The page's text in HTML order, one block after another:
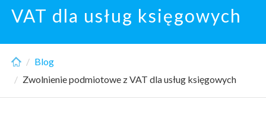
VAT dla usług księgowych
Blog
Zwolnienie podmiotowe z VAT dla usług księgowych